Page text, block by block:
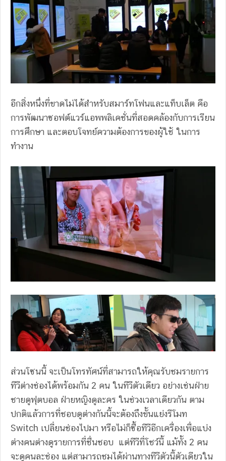
อีกสิ่งหนึ่งที่ขาดไม่ได้สำหรับสมาร์ทโฟนและแท็บเล็ต คือ
การพัฒนาซอฟต์แวร์แอพพลิเคชั่นที่สอดคล้องกับการเรียน
การศึกษา และตอบโจทย์ความต้องการของผู้ใช้ ในการ
ทำงาน
ส่วนโซนนี้ จะเป็นโทรทัศน์ที่สามารถให้คุณรับชมรายการ
ทีวีต่างช่องได้พร้อมกัน 2 คน ในทีวีตัวเดียว อย่างเช่นฝ่าย
ชายดูฟุตบอล ฝ่ายหญิงดูละคร ในช่วงเวลาเดียวกัน ตาม
ปกติแล้วการที่ชอบดูต่างกันนี้จะต้องถึงขั้นแย่งรีโมท
Switch เปลี่ยนช่องไปมา หรือไม่ก็ซื้อทีวีอีกเครื่องเพื่อแบ่ง
ต่างคนต่างดูรายการที่ชื่นชอบ แต่ทีวีที่โชว์นี้ แม้ทั้ง 2 คน
จะดูคนละช่อง แต่สามารถชมได้ผ่านทางทีวีตัวนี้ตัวเดียวใน